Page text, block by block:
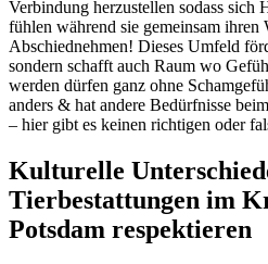
Verbindung herzustellen sodass sich
fühlen während sie gemeinsam ihren
Abschiednehmen! Dieses Umfeld
sondern schafft auch Raum wo
werden dürfen ganz ohne
anders & hat andere Bedürfnisse
– hier gibt es keinen richtigen oder
Kulturelle
Tierbestattungen im
Potsdam respektieren